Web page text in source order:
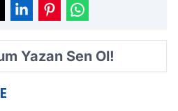
Yazan Sen Ol!